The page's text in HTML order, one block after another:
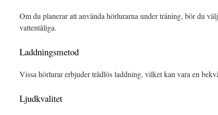
Om du planerar att använda hörlurarna under träning, bör du
vattentåliga.
Laddningsmetod
Vissa hörlurar erbjuder trådlös laddning, vilket kan vara en
Ljudkvalitet